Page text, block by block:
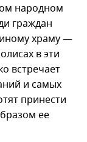
народном
граждан
храму —
в эти
встречает
и самых
принести
ее